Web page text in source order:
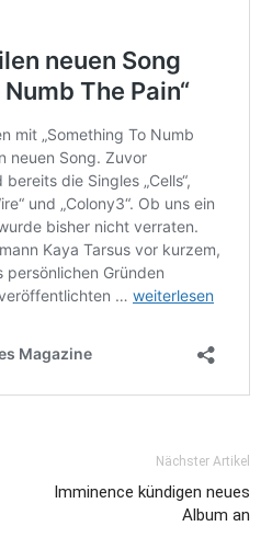
Nächster Artikel
Imminence kündigen neues
Album an